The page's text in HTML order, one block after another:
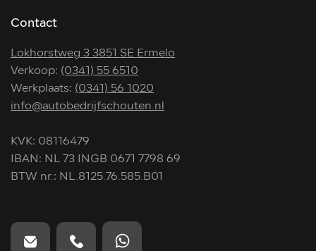
Contact
Lokhorstweg 3 3851 SE Ermelo
Verkoop: (0341) 55 6510
Werkplaats: (0341) 56 1020
info@autobedrijfschouten.nl
KVK: 08116479
IBAN: NL 73 INGB 0671 7798 69
BTW nr.: NL.8125.76.585.B01